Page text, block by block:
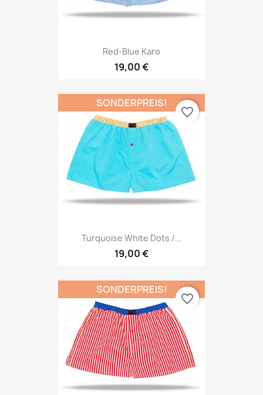
Red-Blue Karo
19,00 €
Turquoise White Dots /...
19,00 €
SONDERPREIS!
favorite_border
SONDERPREIS!
favorite_border